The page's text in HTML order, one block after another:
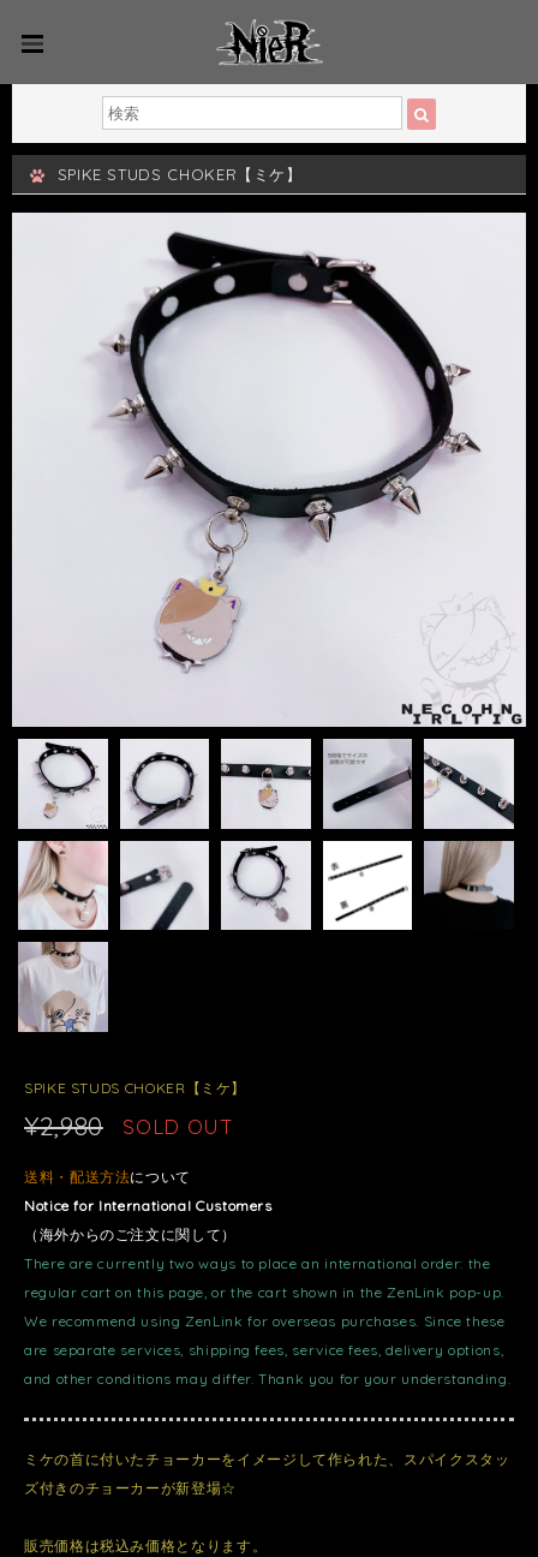
SPIKE STUDS CHOKER【ミケ】
SPIKE STUDS CHOKER【ミケ】
¥2,980 SOLD OUT
送料・配送方法について
Notice for International Customers
（海外からのご注文に関して）
There are currently two ways to place an international order: the
regular cart on this page, or the cart shown in the ZenLink pop-up.
We recommend using ZenLink for overseas purchases. Since these
are separate services, shipping fees, service fees, delivery options,
and other conditions may differ. Thank you for your understanding.
ミケの首に付いたチョーカーをイメージして作られた、スパイクスタッ
ズ付きのチョーカーが新登場☆
販売価格は税込み価格となります。